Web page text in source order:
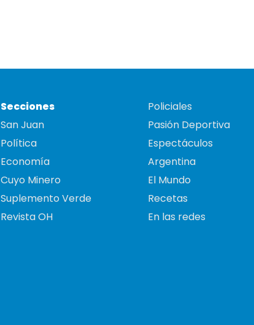
Secciones
San Juan
Política
Economía
Cuyo Minero
Suplemento Verde
Revista OH
Policiales
Pasión Deportiva
Espectáculos
Argentina
El Mundo
Recetas
En las redes